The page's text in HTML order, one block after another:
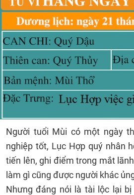
Người tuổi Mùi có một ngày
nghiệp tốt, Lục Hợp quý nhân
tiến lên, ghi điểm trong mắt
làm gì cũng được người khác
Nhưng đáng nói là tài lộc lại